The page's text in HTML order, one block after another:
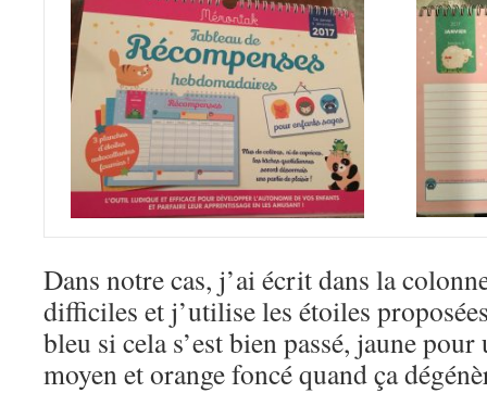
Dans notre cas, j’ai écrit dans la
difficiles et j’utilise les étoiles
bleu si cela s’est bien passé, jaune
moyen et orange foncé quand ça